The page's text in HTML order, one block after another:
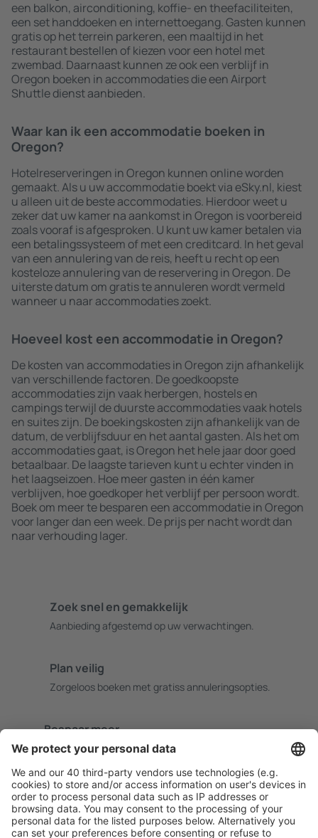
een balkon, airconditioning, koffie- en theefaciliteiten,
een set handdoeken en internettoegang. Gasten kunnen
gratis op het terrein parkeren, een maaltijd in het
restaurant bestellen of kiezen voor een hotel met
zwembad. Daarnaast kunnen ze ook een verblijf in
Oregon boeken in accommodaties die een Airport
Shuttle dienst aanbieden.
Waar kan ik een accommodatie boeken in
Oregon?
Hotelreserveringen in Oregon kunnen online worden
gemaakt. Als u uw accommodatie boekt via eSky.nl, kiest
u alleen uit de beste accommodaties. Hierdoor weet u
zeker dat uw kamer na aankomst in Oregon is voorbereid
zoals vooraf is afgesproken. U kunt uw kamer betalen via
een betalingssysteem of met een creditcard. In het geval
van een annulering van de reis, heeft u recht op een
kosteloze annulering van de reservering in Oregon. De
uiterste datum om gratis te annuleren wordt vermeld
wanneer u naar accommodaties zoekt.
Hoeveel kost een accommodatie in Oregon?
De kosten van accommodaties in Oregon zijn afhankelijk
van verschillende factoren. De goedkoopste
accommodaties zijn vaak herbergen, hostels en
campings terwijl de duurste accommodaties vaak hotels
en suites zijn. De boekingskosten zijn afhankelijk van de
datum, de verblijfsduur en het aantal gasten. Als het om
accommodaties gaat, is Oregon het hele jaar door goed
betaalbaar. De laagste tarieven kunt u echter vinden in
het laagseizoen. Hoe meer gasten in één kamer
verblijven, hoe goedkoper het verblijf per persoon wordt.
Boek om meer te besparen een accommodatie in Oregon
voor langer dan een week. De prijs per nacht wordt dan
naar verhouding lager.
Zoek snel en gemakkelijk
Aanbieding afgestemd op uw verwachtingen.
Plan veilig
Zorgeloos boeken met gratiss annuleringsopties.
Bespaar meer
Reisaanbiedingen en speciale aanbiedingen voor
geregistreerde gebruikers.
Accommodaties die u bevallen
Kies uit meer dan 1,3 miljoen accommodaties: hotels,
jeugdherbergen, appartementen en meer.